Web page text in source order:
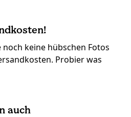
keine hübschen Fotos
Probier was
auch